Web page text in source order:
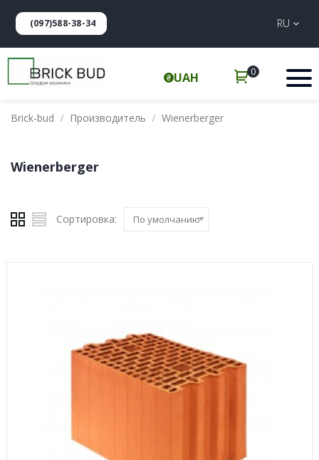
(097)588-38-34 RU
UAH 0
Brick-bud Производитель Wienerberger
Wienerberger
Сортировка: По умолчанию